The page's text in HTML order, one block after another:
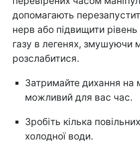
допомагають
нерв або підвищити рівень
газу в легенях, змушуючи
розслабитися.
Затримайте дихання на
можливий для вас час.
Зробіть кілька
холодної води.